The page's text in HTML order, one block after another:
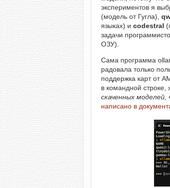
экспериментов я
(модель от Гугла),
языках) и codestral
задачи
ОЗУ).
Сама программа
радовала только
поддержка карт от
в командной строке,
скаченных
написано в